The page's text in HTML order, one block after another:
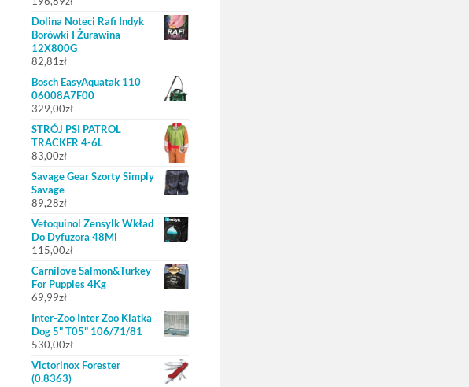
Dolina Noteci Rafi Indyk
Borówki I Żurawina
12X800G
82,81zł
Bosch EasyAquatak 110
06008A7F00
329,00zł
STRÓJ PSI PATROL
TRACKER 4-6L
83,00zł
Savage Gear Szorty Simply
Savage
89,28zł
Vetoquinol Zensylk Wkład
Do Dyfuzora 48Ml
115,00zł
Carnilove Salmon&Turkey
For Puppies 4Kg
69,99zł
Inter-Zoo Inter Zoo Klatka
Dog 5" T05" 106/71/81
530,00zł
Victorinox Forester
(0.8363)